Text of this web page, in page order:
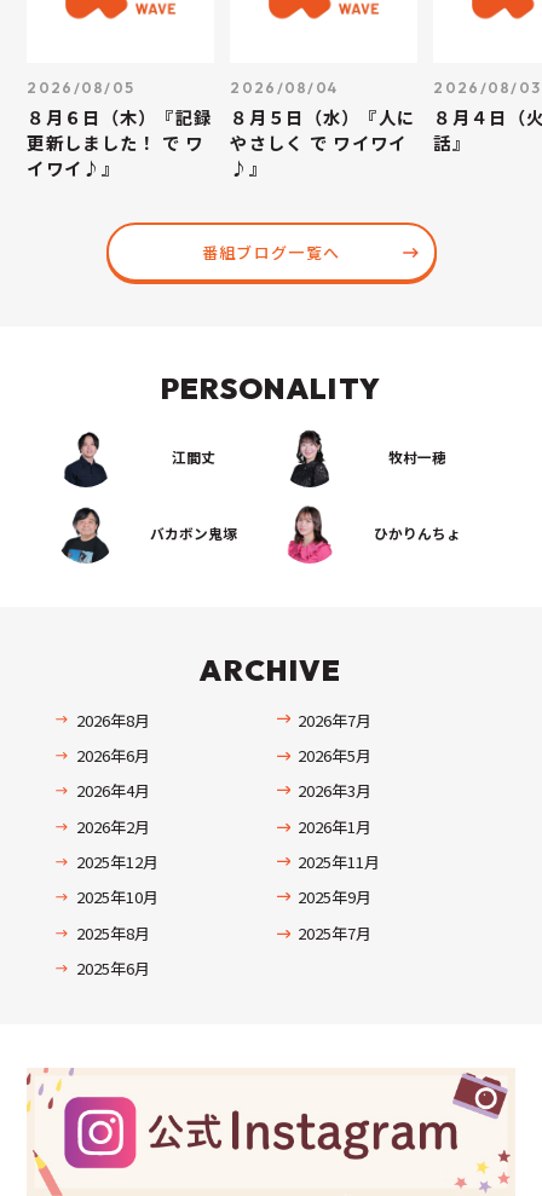
2026/08/05
８月６日（木）『記録
更新しました！ で ワ
イワイ♪』
2026/08/04
８月５日（水）『人に
やさしく で ワイワイ
♪』
2026/08/03
８月４日（
話』
番組ブログ一覧へ
PERSONALITY
江間丈 牧村一穂
バカボン鬼塚 ひかりんちょ
ARCHIVE
2026年8月
2026年7月
2026年6月
2026年5月
2026年4月
2026年3月
2026年2月
2026年1月
2025年12月
2025年11月
2025年10月
2025年9月
2025年8月
2025年7月
2025年6月